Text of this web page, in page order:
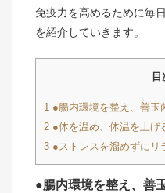
免疫力を高めるために毎
を紹介していきます。
目
1 ●腸内環境を整え、善玉
2 ●体を温め、体温を上げ
3 ●ストレスを溜めずにリ
●腸内環境を整え、善